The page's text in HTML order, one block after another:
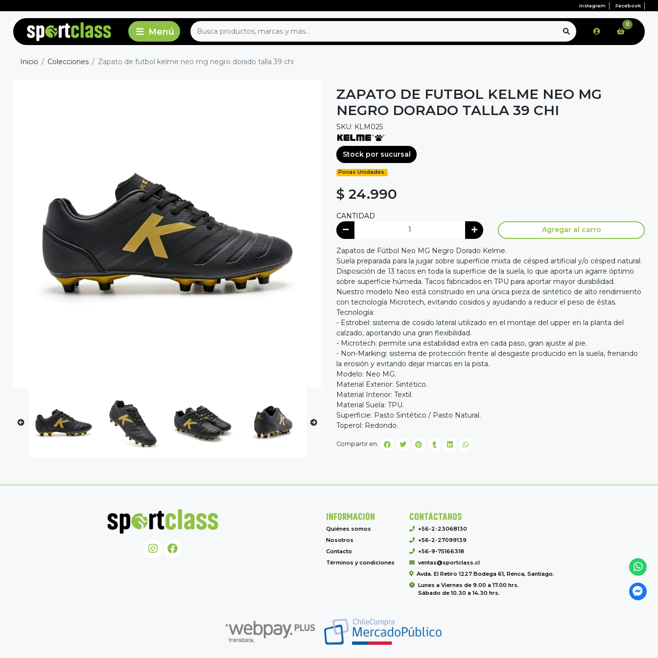
Instagram Facebook
0
Inicio Colecciones Zapato de futbol kelme neo mg negro dorado talla 39 chi
ZAPATO DE FUTBOL KELME NEO MG
NEGRO DORADO TALLA 39 CHI
SKU: KLM025
Stock por sucursal
Pocas Unidades.
$ 24.990
CANTIDAD
Agregar al carro
Zapatos de Fútbol Neo MG Negro Dorado Kelme.
Suela preparada para la jugar sobre superficie mixta de césped artificial y/o césped natural.
Disposición de 13 tacos en toda la superficie de la suela, lo que aporta un agarre óptimo
sobre superficie húmeda. Tacos fabricados en TPU para aportar mayor durabilidad.
Nuestro modelo Neo está construido en una única pieza de sintético de alto rendimiento
con tecnología Microtech, evitando cosidos y ayudando a reducir el peso de éstas.
Tecnología:
- Estrobel: sistema de cosido lateral utilizado en el montaje del upper en la planta del
calzado, aportando una gran flexibilidad.
- Microtech: permite una estabilidad extra en cada paso, gran ajuste al pie.
- Non-Marking: sistema de protección frente al desgaste producido en la suela, frenando
la erosión y evitando dejar marcas en la pista.
Modelo: Neo MG.
Material Exterior: Sintético.
Material Interior: Textil.
Material Suela: TPU.
Superficie: Pasto Sintético / Pasto Natural.
Toperol: Redondo.
Compartir en:
INFORMACIÓN
Quiénes somos
Nosotros
Contacto
Términos y condiciones
CONTÁCTANOS
+56-2-23068130
+56-2-27099139
+56-9-75166318
ventas@sportclass.cl
Avda. El Retiro 1227 Bodega 61, Renca, Santiago.
Lunes a Viernes de 9.00 a 17.00 hrs.
Sábado de 10.30 a 14.30 hrs.